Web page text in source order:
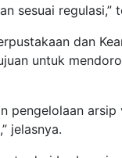
sesuai regulasi,”
dan
untuk
pengelolaan
jelasnya.